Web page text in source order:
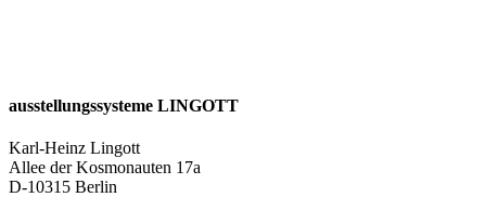
ausstellungssysteme LINGOTT
Karl-Heinz Lingott
Allee der Kosmonauten 17a
D-10315 Berlin